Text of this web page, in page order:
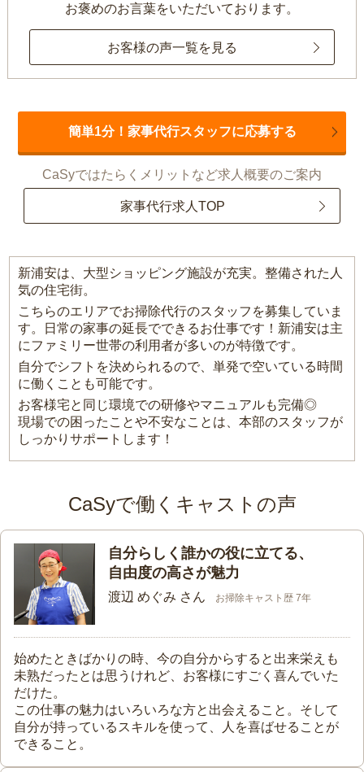
お褒めのお言葉をいただいております。
お客様の声一覧を見る
簡単1分！家事代行スタッフに応募する
CaSyではたらくメリットなど求人概要のご案内
家事代行求人TOP
新浦安は、大型ショッピング施設が充実。整備された人
気の住宅街。
こちらのエリアでお掃除代行のスタッフを募集していま
す。日常の家事の延長でできるお仕事です！新浦安は主
にファミリー世帯の利用者が多いのが特徴です。
自分でシフトを決められるので、単発で空いている時間
に働くことも可能です。
お客様宅と同じ環境での研修やマニュアルも完備◎
現場での困ったことや不安なことは、本部のスタッフが
しっかりサポートします！
CaSyで働くキャストの声
自分らしく誰かの役に立てる、
自由度の高さが魅力
渡辺 めぐみ さん お掃除キャスト歴 7年
始めたときばかりの時、今の自分からすると出来栄えも
未熟だったとは思うけれど、お客様にすごく喜んでいた
だけた。
この仕事の魅力はいろいろな方と出会えること。そして
自分が持っているスキルを使って、人を喜ばせることが
できること。